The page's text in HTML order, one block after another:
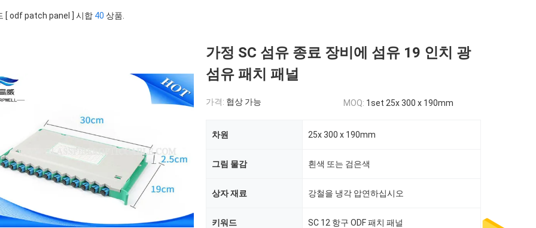
[ odf patch panel ] 시합 40 상품.
가정 SC 섬유 종료 장비에 섬유 19 인치 광
섬유 패치 패널
가격: 협상 가능 MOQ: 1set 25x 300 x 190mm
차원 25x 300 x 190mm
그림 물감 흰색 또는 검은색
상자 재료 강철을 냉각 압연하십시오
키워드 SC 12 항구 ODF 패치 패널